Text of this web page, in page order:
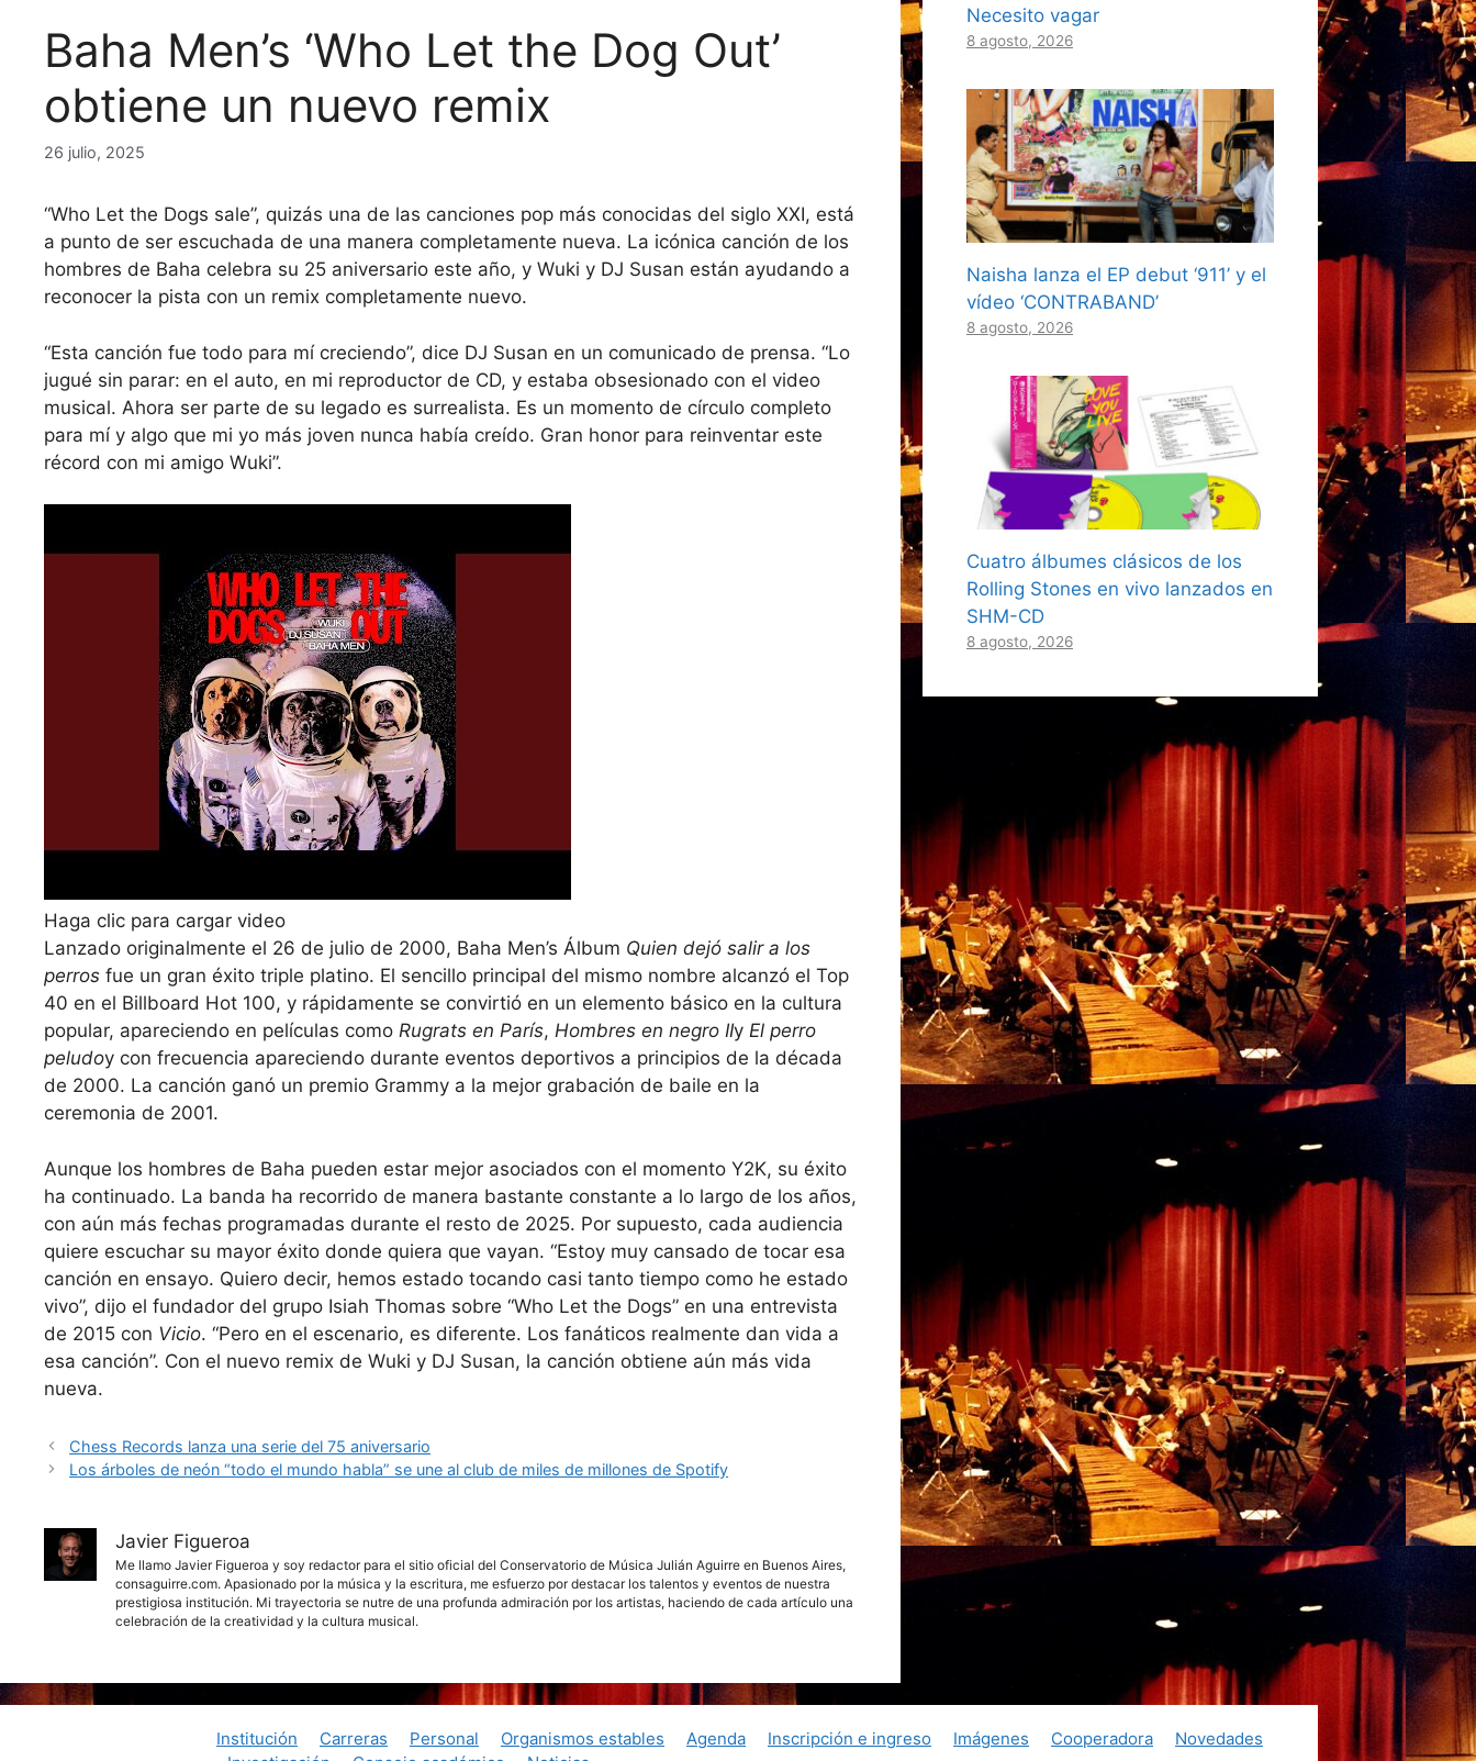
Baha Men’s ‘Who Let the Dog Out’
obtiene un nuevo remix
26 julio, 2025
“Who Let the Dogs sale”, quizás una de las canciones pop más conocidas del siglo XXI, está
a punto de ser escuchada de una manera completamente nueva. La icónica canción de los
hombres de Baha celebra su 25 aniversario este año, y Wuki y DJ Susan están ayudando a
reconocer la pista con un remix completamente nuevo.
“Esta canción fue todo para mí creciendo”, dice DJ Susan en un comunicado de prensa. “Lo
jugué sin parar: en el auto, en mi reproductor de CD, y estaba obsesionado con el video
musical. Ahora ser parte de su legado es surrealista. Es un momento de círculo completo
para mí y algo que mi yo más joven nunca había creído. Gran honor para reinventar este
récord con mi amigo Wuki”.
Haga clic para cargar video
Lanzado originalmente el 26 de julio de 2000, Baha Men’s Álbum Quien dejó salir a los
perros fue un gran éxito triple platino. El sencillo principal del mismo nombre alcanzó el Top
40 en el Billboard Hot 100, y rápidamente se convirtió en un elemento básico en la cultura
popular, apareciendo en películas como Rugrats en París, Hombres en negro IIy El perro
peludoy con frecuencia apareciendo durante eventos deportivos a principios de la década
de 2000. La canción ganó un premio Grammy a la mejor grabación de baile en la
ceremonia de 2001.
Aunque los hombres de Baha pueden estar mejor asociados con el momento Y2K, su éxito
ha continuado. La banda ha recorrido de manera bastante constante a lo largo de los años,
con aún más fechas programadas durante el resto de 2025. Por supuesto, cada audiencia
quiere escuchar su mayor éxito donde quiera que vayan. “Estoy muy cansado de tocar esa
canción en ensayo. Quiero decir, hemos estado tocando casi tanto tiempo como he estado
vivo”, dijo el fundador del grupo Isiah Thomas sobre “Who Let the Dogs” en una entrevista
de 2015 con Vicio. “Pero en el escenario, es diferente. Los fanáticos realmente dan vida a
esa canción”. Con el nuevo remix de Wuki y DJ Susan, la canción obtiene aún más vida
nueva.
Chess Records lanza una serie del 75 aniversario
Los árboles de neón “todo el mundo habla” se une al club de miles de millones de Spotify
Javier Figueroa
Me llamo Javier Figueroa y soy redactor para el sitio oficial del Conservatorio de Música Julián Aguirre en Buenos Aires,
consaguirre.com. Apasionado por la música y la escritura, me esfuerzo por destacar los talentos y eventos de nuestra
prestigiosa institución. Mi trayectoria se nutre de una profunda admiración por los artistas, haciendo de cada artículo una
celebración de la creatividad y la cultura musical.
Necesito vagar
8 agosto, 2026
Naisha lanza el EP debut ‘911’ y el
vídeo ‘CONTRABAND’
8 agosto, 2026
Cuatro álbumes clásicos de los
Rolling Stones en vivo lanzados en
SHM-CD
8 agosto, 2026
Institución Carreras Personal Organismos estables Agenda Inscripción e ingreso Imágenes Cooperadora
Novedades